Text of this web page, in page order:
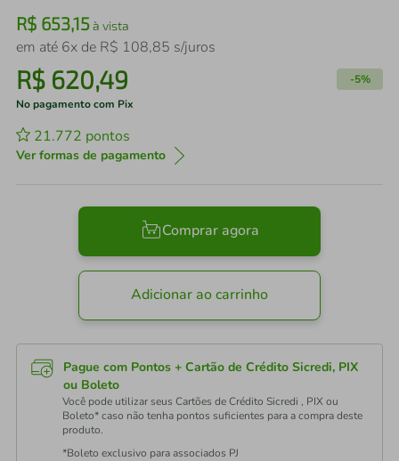
R$ 653,15à vista
em até 6x de R$ 108,85 s/juros
R$ 620,49 -5%
No pagamento com Pix
21.772 pontos
Ver formas de pagamento
Comprar agora
Adicionar ao carrinho
Pague com Pontos + Cartão de Crédito Sicredi, PIX
ou Boleto
Você pode utilizar seus Cartões de Crédito Sicredi , PIX ou
Boleto* caso não tenha pontos suficientes para a compra deste
produto.
*Boleto exclusivo para associados PJ